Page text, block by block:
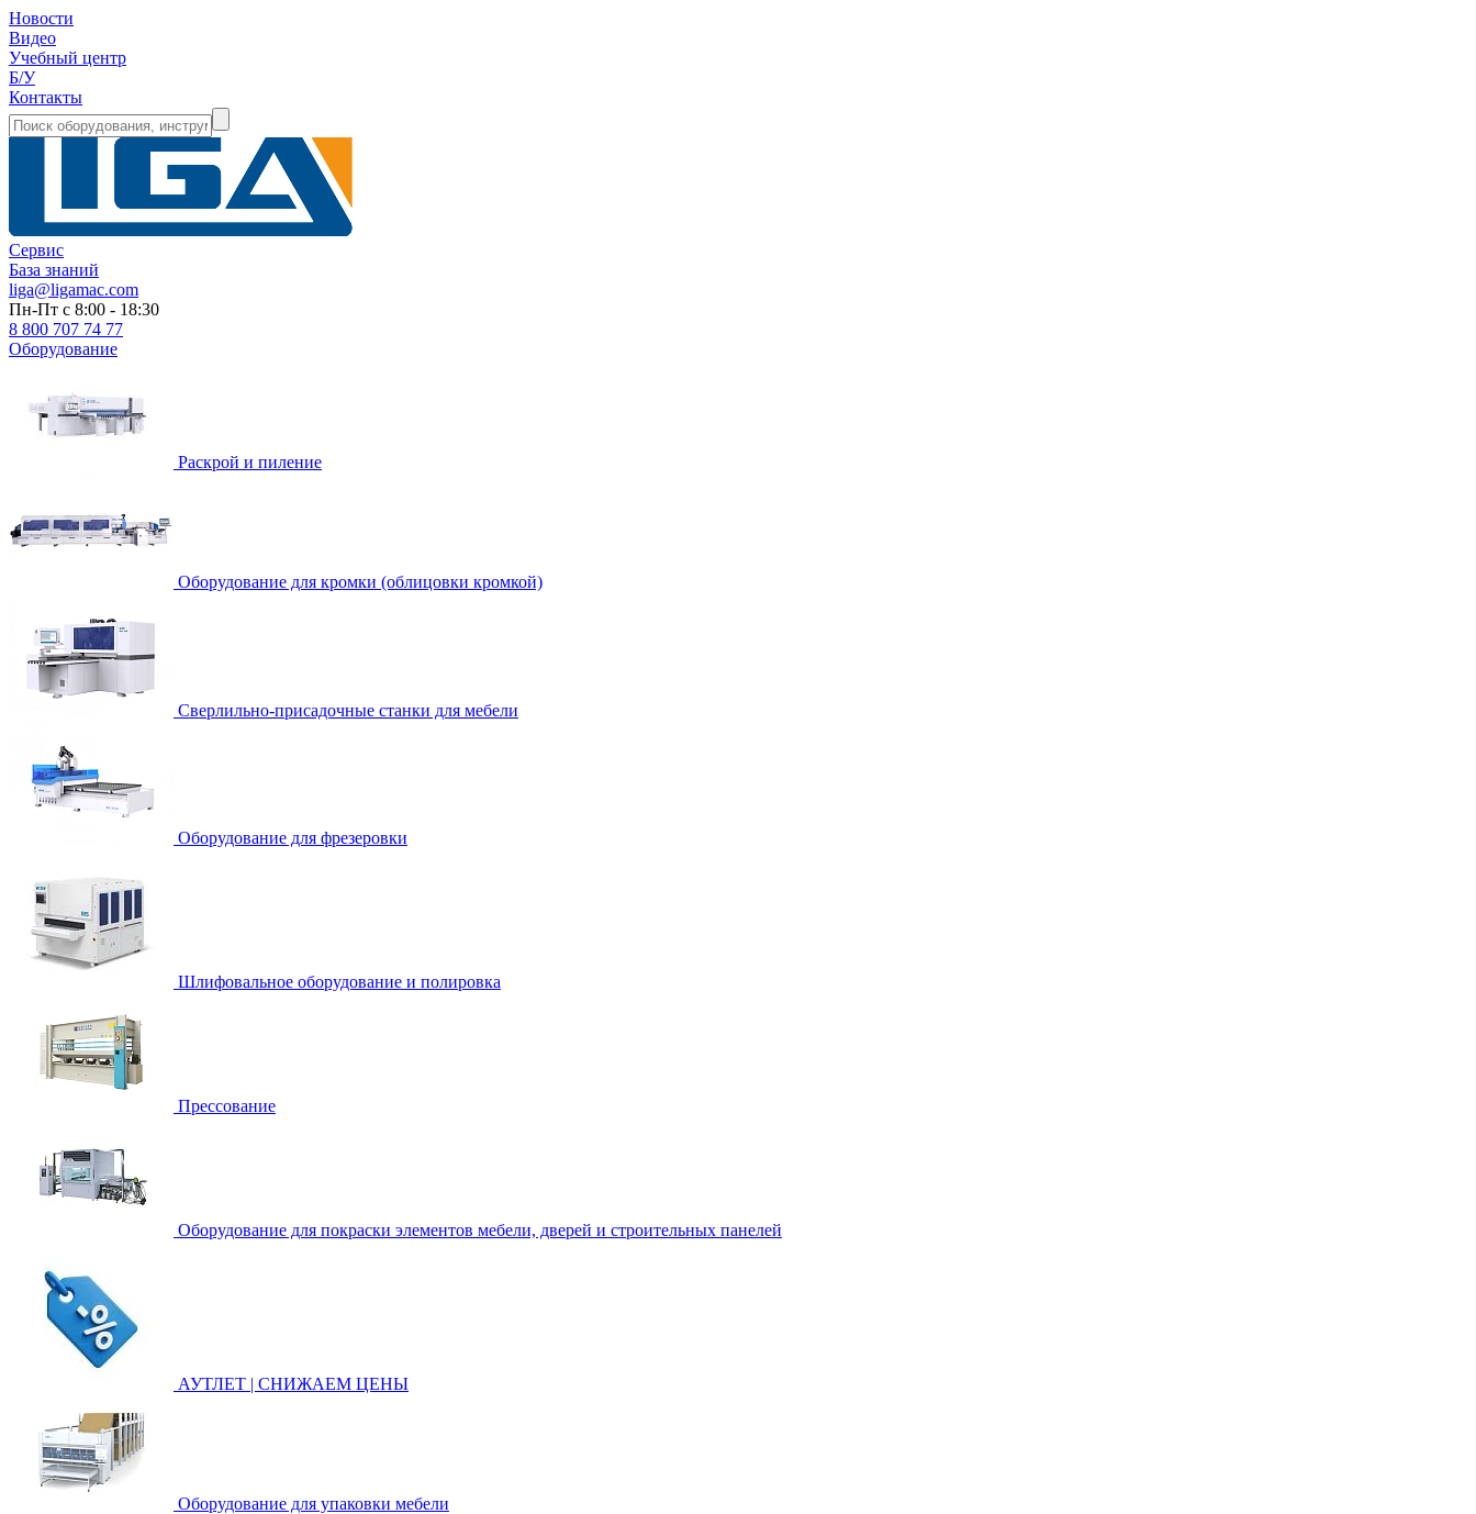
Новости
Видео
Учебный центр
Б/У
Контакты
Сервис
База знаний
liga@ligamac.com
Пн-Пт с 8:00 - 18:30
8 800 707 74 77
Оборудование
Раскрой и пиление
Оборудование для кромки (облицовки кромкой)
Сверлильно-присадочные станки для мебели
Оборудование для фрезеровки
Шлифовальное оборудование и полировка
Прессование
Оборудование для покраски элементов мебели, дверей и строительных панелей
АУТЛЕТ | СНИЖАЕМ ЦЕНЫ
Оборудование для упаковки мебели